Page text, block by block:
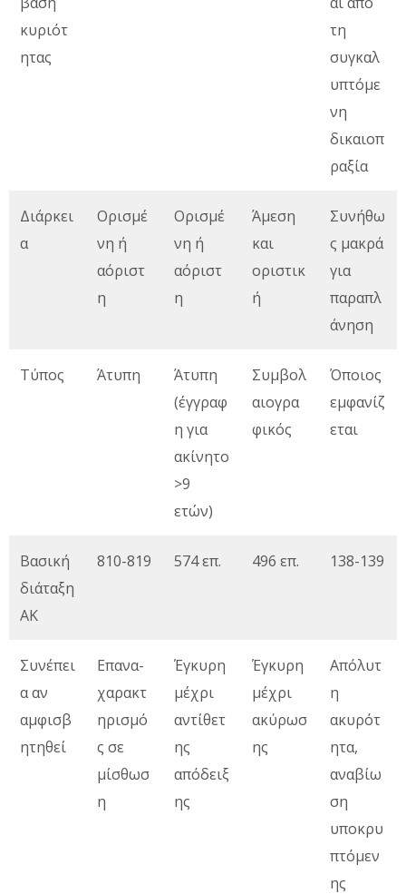
κυριότ
ητας
τη
συγκαλ
υπτόμε
νη
δικαιοπ
ραξία
Διάρκει
α
Ορισμέ
νη ή
αόριστ
η
Ορισμέ
νη ή
αόριστ
η
Άμεση
και
οριστικ
ή
Συνήθω
ς μακρά
για
παραπλ
άνηση
Τύπος Άτυπη
Άτυπη
(έγγραφ
η για
ακίνητο
>9
ετών)
Συμβολ
αιογρα
φικός
Όποιος
εμφανίζ
εται
Βασική
διάταξη
ΑΚ
810-819 574 επ. 496 επ. 138-139
Συνέπει
α αν
αμφισβ
ητηθεί
Επανα-
χαρακτ
ηρισμό
ς σε
μίσθωσ
η
Έγκυρη
μέχρι
αντίθετ
ης
απόδειξ
ης
Έγκυρη
μέχρι
ακύρωσ
ης
Απόλυτ
η
ακυρότ
ητα,
αναβίω
ση
υποκρυ
πτόμεν
ης